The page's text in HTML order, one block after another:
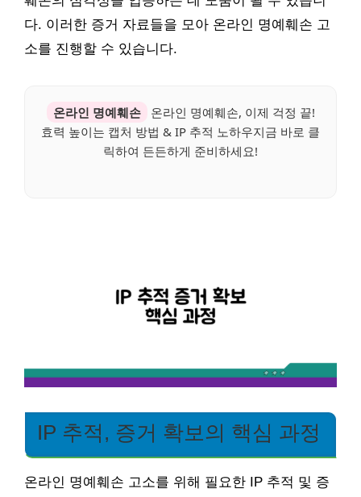
다. 이러한 증거 자료들을 모아 온라인 명예훼손 고
소를 진행할 수 있습니다.
온라인 명예훼손
온라인 명예훼손, 이제 걱정 끝!
효력 높이는 캡처 방법 & IP 추적 노하우지금 바로 클
릭하여 든든하게 준비하세요!
IP 추적, 증거 확보의 핵심 과정
온라인 명예훼손 고소를 위해 필요한 IP 추적 및 증